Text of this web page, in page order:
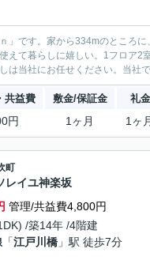
」です。家から334mのところ
えて暮らしに嬉しい。1フロア2
は当社にお任せください。当社
共益費 敷金/保証金 礼金
円 1ヶ月 1ヶ
町
レイユ神楽坂
管理/共益費4,800円
/築14年 /4階建
「江戸川橋 」駅 徒歩7分